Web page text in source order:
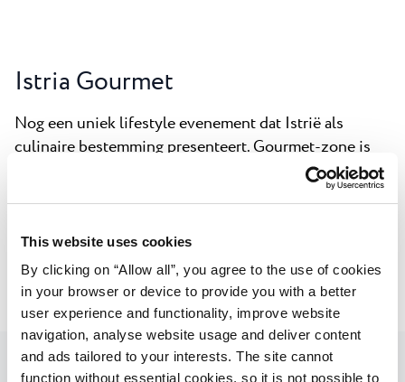
This website uses cookies
By clicking on “Allow all”, you agree to the use of cookies
in your browser or device to provide you with a better
user experience and functionality, improve website
navigation, analyse website usage and deliver content
and ads tailored to your interests. The site cannot
function without essential cookies, so it is not possible to
Istria Gourmet
Nog een uniek lifestyle evenement dat Istrië als
culinaire bestemming presenteert. Gourmet-zone is
een aanvullend element bij de tennistoernooien met
gastronomische ervaringen zoals degustaties van
brede keuze aan autochtone ingrediënten en extra
gastro-opties. Ideaal voor een avondje uit!